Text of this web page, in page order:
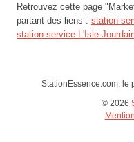
Retrouvez cette page
partant des liens : station-
station-service L'Isle-
StationEssence.com, le
© 2026